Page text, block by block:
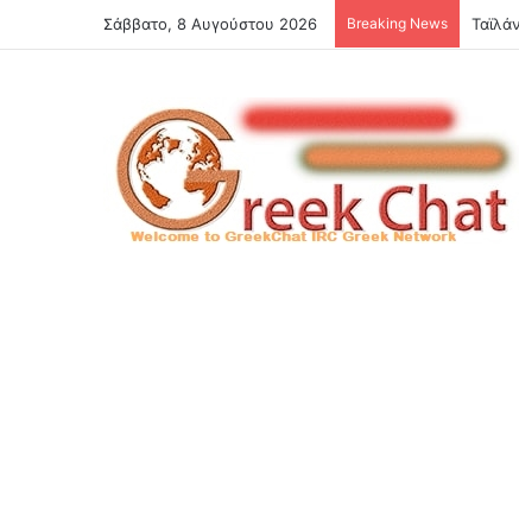
Σάββατο, 8 Αυγούστου 2026 Breaking News